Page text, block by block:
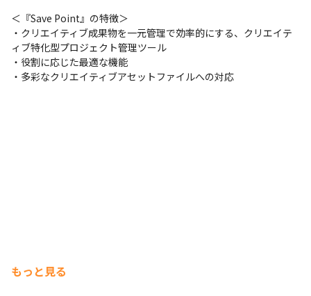
＜『Save Point』の特徴＞
・クリエイティブ成果物を一元管理で効率的にする、クリエイテ
ィブ特化型プロジェクト管理ツール
・役割に応じた最適な機能
・多彩なクリエイティブアセットファイルへの対応
もっと見る